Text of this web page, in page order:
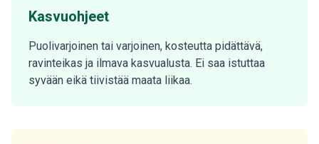
Kasvuohjeet
Puolivarjoinen tai varjoinen, kosteutta pidättävä,
ravinteikas ja ilmava kasvualusta. Ei saa istuttaa
syvään eikä tiivistää maata liikaa.